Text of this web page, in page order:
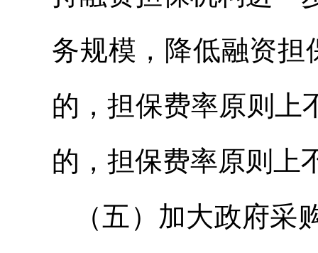
务规模，降低融资担
的，担保费率原则上
的，担保费率原则上
（五）加大政府